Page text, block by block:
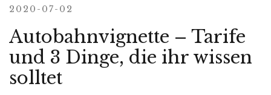
2020-07-02
Autobahnvignette – Tarife
und 3 Dinge, die ihr wissen
solltet